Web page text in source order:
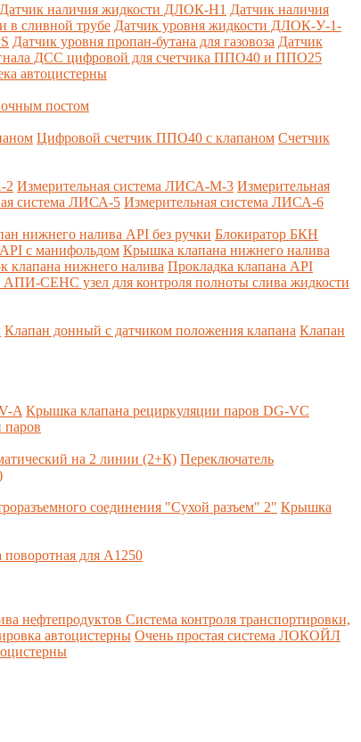
Датчик наличия жидкости ДЛОК-Н1 Датчик наличия
в сливной трубе Датчик уровня жидкости ДЛОК-У-1-
Датчик уровня пропан-бутана для газовоза Датчик
ДСС цифровой для счетчика ППО40 и ППО25
автоцистерны
постом
Цифровой счетчик ППО40 с клапаном Счетчик
2 Измерительная система ЛИСА-М-3 Измерительная
система ЛИСА-5 Измерительная система ЛИСА-6
нижнего налива API без ручки Блокиратор БКН
с манифольдом Крышка клапана нижнего налива
клапана нижнего налива Прокладка клапана API
АПИ-СЕНС узел для контроля полноты слива жидкости
Клапан донный с датчиком положения клапана Клапан
A Крышка клапана рециркуляции паров DG-VC
паров
на 2 линии (2+К) Переключатель
соединения "Сухой разъем" 2" Крышка
для А1250
нефтепродуктов Система контроля транспортировки,
автоцистерны Очень простая система ЛОКОЙЛ